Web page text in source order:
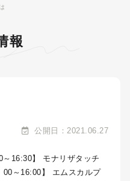
報
公開日：2021.06.27
16:30】 モナリザタッチ
00～16:00】 エムスカルプ